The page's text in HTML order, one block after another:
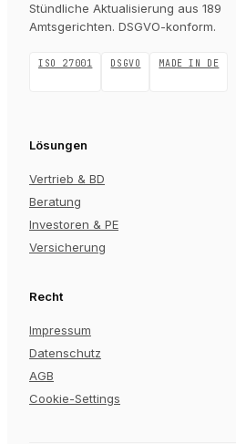
Stündliche Aktualisierung aus 189
Amtsgerichten. DSGVO-konform.
ISO 27001 DSGVO MADE IN DE
Lösungen
Vertrieb & BD
Beratung
Investoren & PE
Versicherung
Recht
Impressum
Datenschutz
AGB
Cookie-Settings